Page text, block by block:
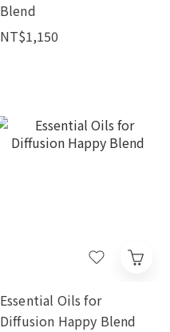
Blend
NT$1,150
Essential Oils for
Diffusion Happy Blend